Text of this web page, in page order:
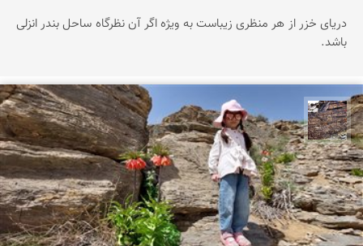
دریای خزر از هر منظری زیباست به ویژه اگر آن نظرگاه ساحل بندر انزلی
باشد.
محمد ناصری فرد